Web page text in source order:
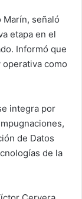
Marín, señaló
etapa en el
Informó que
como
integra por
de Datos
de la